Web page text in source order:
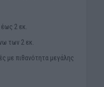
2 εκ.
των 2 εκ.
με πιθανότητα μεγάλης